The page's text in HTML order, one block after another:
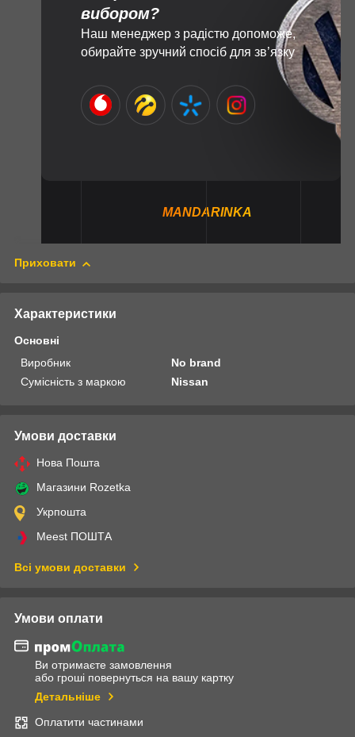
вибором?
Наш менеджер з радістю допоможе,
обирайте зручний спосіб для зв’язку
MANDARINKA
Приховати
Характеристики
Основні
Виробник
No brand
Сумісність з маркою
Nissan
Умови доставки
Нова Пошта
Магазини Rozetka
Укрпошта
Meest ПОШТА
Всі умови доставки
Умови оплати
Ви отримаєте замовлення
або гроші повернуться на вашу картку
Детальніше
Оплатити частинами